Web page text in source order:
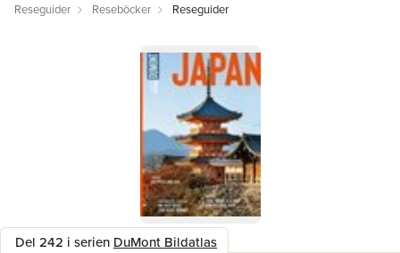
Reseguider Reseböcker Reseguider
Del 242 i serien DuMont Bildatlas